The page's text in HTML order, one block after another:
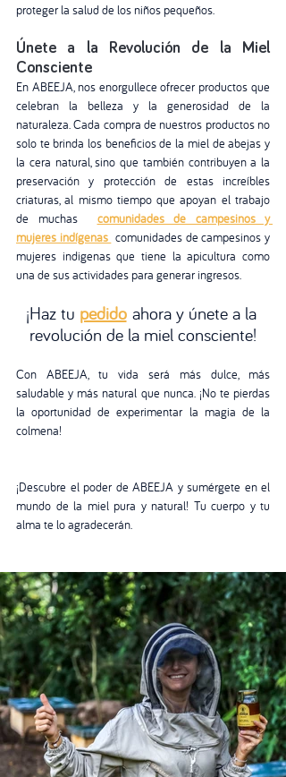
proteger la salud de los niños pequeños.
Únete a la Revolución de la Miel
Consciente
En ABEEJA, nos enorgullece ofrecer productos que
celebran la belleza y la generosidad de la
naturaleza. Cada compra de nuestros productos no
solo te brinda los beneficios de la miel de abejas y
la cera natural, sino que también contribuyen a la
preservación y protección de estas increíbles
criaturas, al mismo tiempo que apoyan el trabajo
de muchas comunidades de campesinos y
mujeres indígenas comunidades de campesinos y
mujeres indigenas que tiene la apicultura como
una de sus actividades para generar ingresos.
¡Haz tu pedido ahora y únete a la
revolución de la miel consciente!
Con ABEEJA, tu vida será más dulce, más
saludable y más natural que nunca. ¡No te pierdas
la oportunidad de experimentar la magia de la
colmena!
¡Descubre el poder de ABEEJA y sumérgete en el
mundo de la miel pura y natural! Tu cuerpo y tu
alma te lo agradecerán.